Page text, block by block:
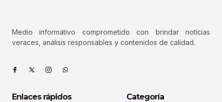
Medio informativo comprometido con brindar noticias
veraces, análisis responsables y contenidos de calidad.
Enlaces rápidos Categoría